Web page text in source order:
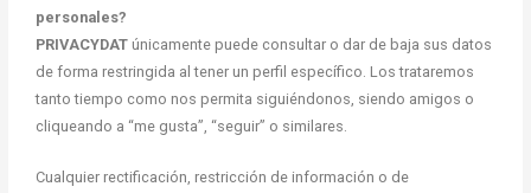
personales?
PRIVACYDATúnicamente puede consultar o dar de baja sus datos
de forma restringida al tener un perfil específico. Los trataremos
tanto tiempo como nos permita siguiéndonos, siendo amigos o
cliqueando a “me gusta”, “seguir” o similares.
Cualquier rectificación, restricción de información o de